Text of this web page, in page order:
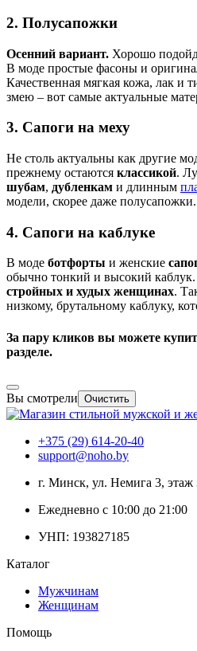
2. Полусапожки
Осенний вариант. Хорошо
В моде простые фасоны и
Качественная мягкая кожа, лак и
змею – вот самые актуальные
3. Сапоги на меху
Не столь актуальны как другие
прежнему остаются классикой.
шубам, дубленкам и длинным
модели, скорее даже полусапожки.
4. Сапоги на каблуке
В моде ботфорты и женские
обычно тонкий и высокий
стройных и худых женщинах.
низкому, брутальному каблуку,
За пару кликов вы можете
разделе.
Вы смотрели Очистить
+375 (29) 614-20-40
support@noho.by
г. Минск, ул. Немига 3,
Ежедневно с 10:00 до 21:00
УНП: 193827185
Каталог
Мужчинам
Женщинам
Помощь